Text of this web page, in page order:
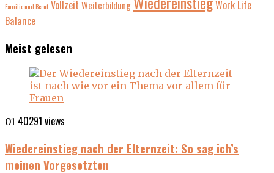
Familie und Beruf Vollzeit Weiterbildung
Work Life
Balance
Meist gelesen
01 40291 views
Wiedereinstieg nach der Elternzeit: So sag ich’s
meinen Vorgesetzten